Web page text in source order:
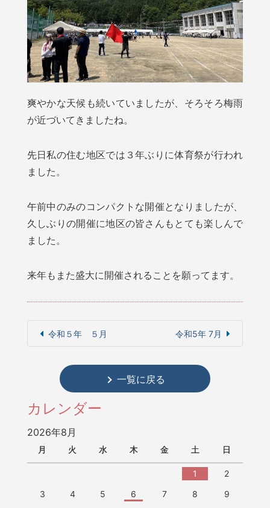
爽やかな天候も続いていましたが、そろそろ梅雨
が近づいてきましたね。
先日私の住む地区では３年ぶりに体育祭が行われ
ました。
午前中のみのコンパクトな開催となりましたが、
久しぶりの開催に地区の皆さんもとても楽しんで
ました。
来年もまた盛大に開催されることを願ってます。
令和５年 ５月 令和5年 7月
一覧に戻る
カレンダー
2026年8月
月 火 水 木 金 土 日
1
2
3
4 5 6 7 8
9